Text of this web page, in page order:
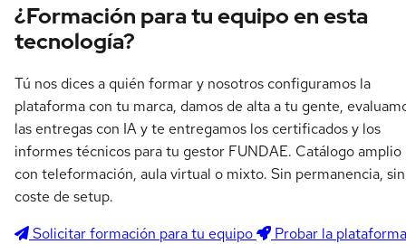
¿Formación para tu equipo en esta
tecnología?
Tú nos dices a quién formar y nosotros configuramos la
plataforma con tu marca, damos de alta a tu gente,
las entregas con IA y te entregamos los certificados y los
informes técnicos para tu gestor FUNDAE. Catálogo amplio
con teleformación, aula virtual o mixto. Sin permanencia, sin
coste de setup.
Solicitar formación para tu equipo
Probar la plataforma